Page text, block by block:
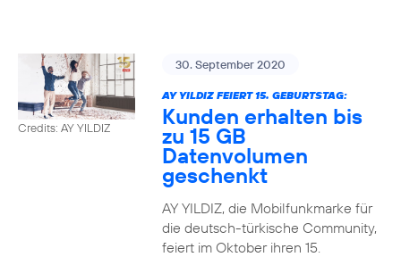
Credits: AY YILDIZ
30. September 2020
AY YILDIZ FEIERT 15. GEBURTSTAG:
Kunden erhalten bis
zu 15 GB
Datenvolumen
geschenkt
AY YILDIZ, die Mobilfunkmarke für
die deutsch-türkische Community,
feiert im Oktober ihren 15.